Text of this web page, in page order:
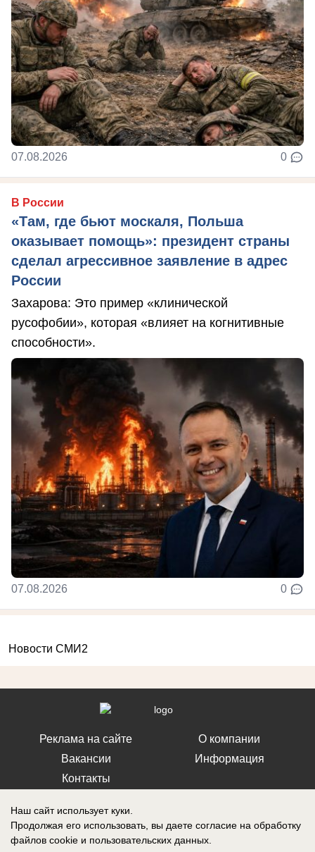
07.08.2026 0
В России
«Там, где бьют москаля, Польша
оказывает помощь»: президент страны
сделал агрессивное заявление в адрес
России
Захарова: Это пример «клинической
русофобии», которая «влияет на когнитивные
способности».
07.08.2026 0
Новости СМИ2
Реклама на сайте
Вакансии
Контакты
О компании
Информация
Наш сайт использует куки.
Продолжая его использовать, вы даете согласие на обработку
файлов cookie и пользовательских данных.